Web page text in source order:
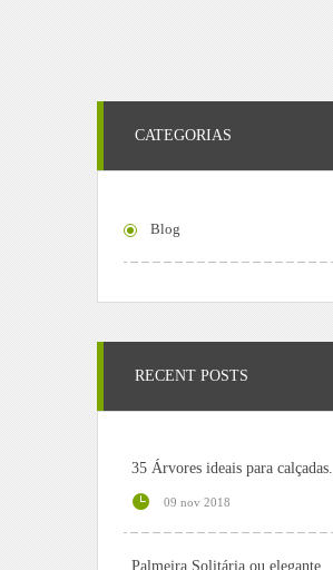
CATEGORIAS
Blog
RECENT POSTS
35 Árvores ideais para calçadas.
09 nov 2018
Palmeira Solitária ou elegante